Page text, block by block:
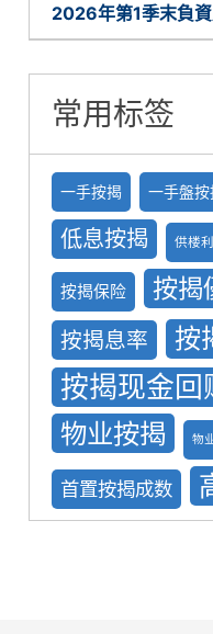
2026年第1季末負
常用标签
一手按揭 一手盤按
低息按揭 供楼
按揭保险 按揭
按揭息率 按
按揭现金回
物业按揭 物
首置按揭成数